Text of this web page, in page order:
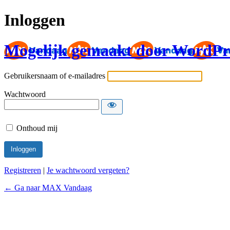
Inloggen
Mogelijk gemaakt door
Gebruikersnaam of e-mailadres
Wachtwoord
Onthoud mij
Registreren | Je wachtwoord vergeten?
← Ga naar MAX Vandaag